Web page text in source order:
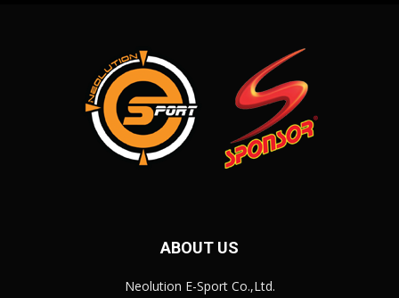
ABOUT US
Neolution E-Sport Co.,Ltd.